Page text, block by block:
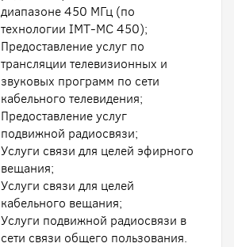
диапазоне 450 МГц (по
технологии IMT-MC 450);
Предоставление услуг по
трансляции телевизионных и
звуковых программ по сети
кабельного телевидения;
Предоставление услуг
подвижной радиосвязи;
Услуги связи для целей эфирного
вещания;
Услуги связи для целей
кабельного вещания;
Услуги подвижной радиосвязи в
сети связи общего пользования.